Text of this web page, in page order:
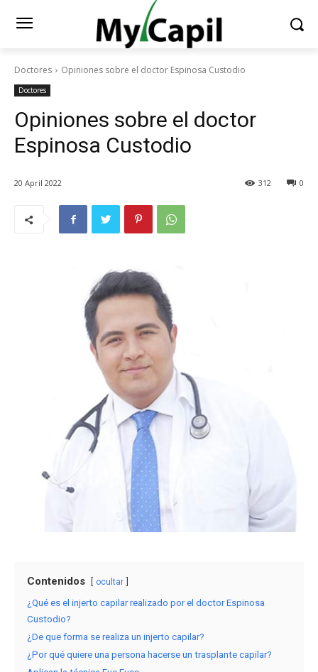
Doctores Opiniones sobre el doctor Espinosa Custodio
Doctores
Opiniones sobre el doctor
Espinosa Custodio
20 April 2022 0
312
Contenidos ocultar
¿Qué es el injerto capilar realizado por el doctor Espinosa
Custodio?
¿De que forma se realiza un injerto capilar?
¿Por qué quiere una persona hacerse un trasplante capilar?